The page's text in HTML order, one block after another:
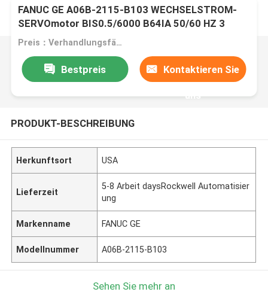
FANUC GE A06B-2115-B103 WECHSELSTROM-
SERVOmotor BIS0.5/6000 B64IA 50/60 HZ 3
PHASE CNC
Preis：Verhandlungsfähig
Bestpreis Kontaktieren Sie
uns
PRODUKT-BESCHREIBUNG
Herkunftsort USA
Lieferzeit
5-8 Arbeit daysRockwell Automatisier
ung
Markenname FANUC GE
Modellnummer A06B-2115-B103
Sehen Sie mehr an